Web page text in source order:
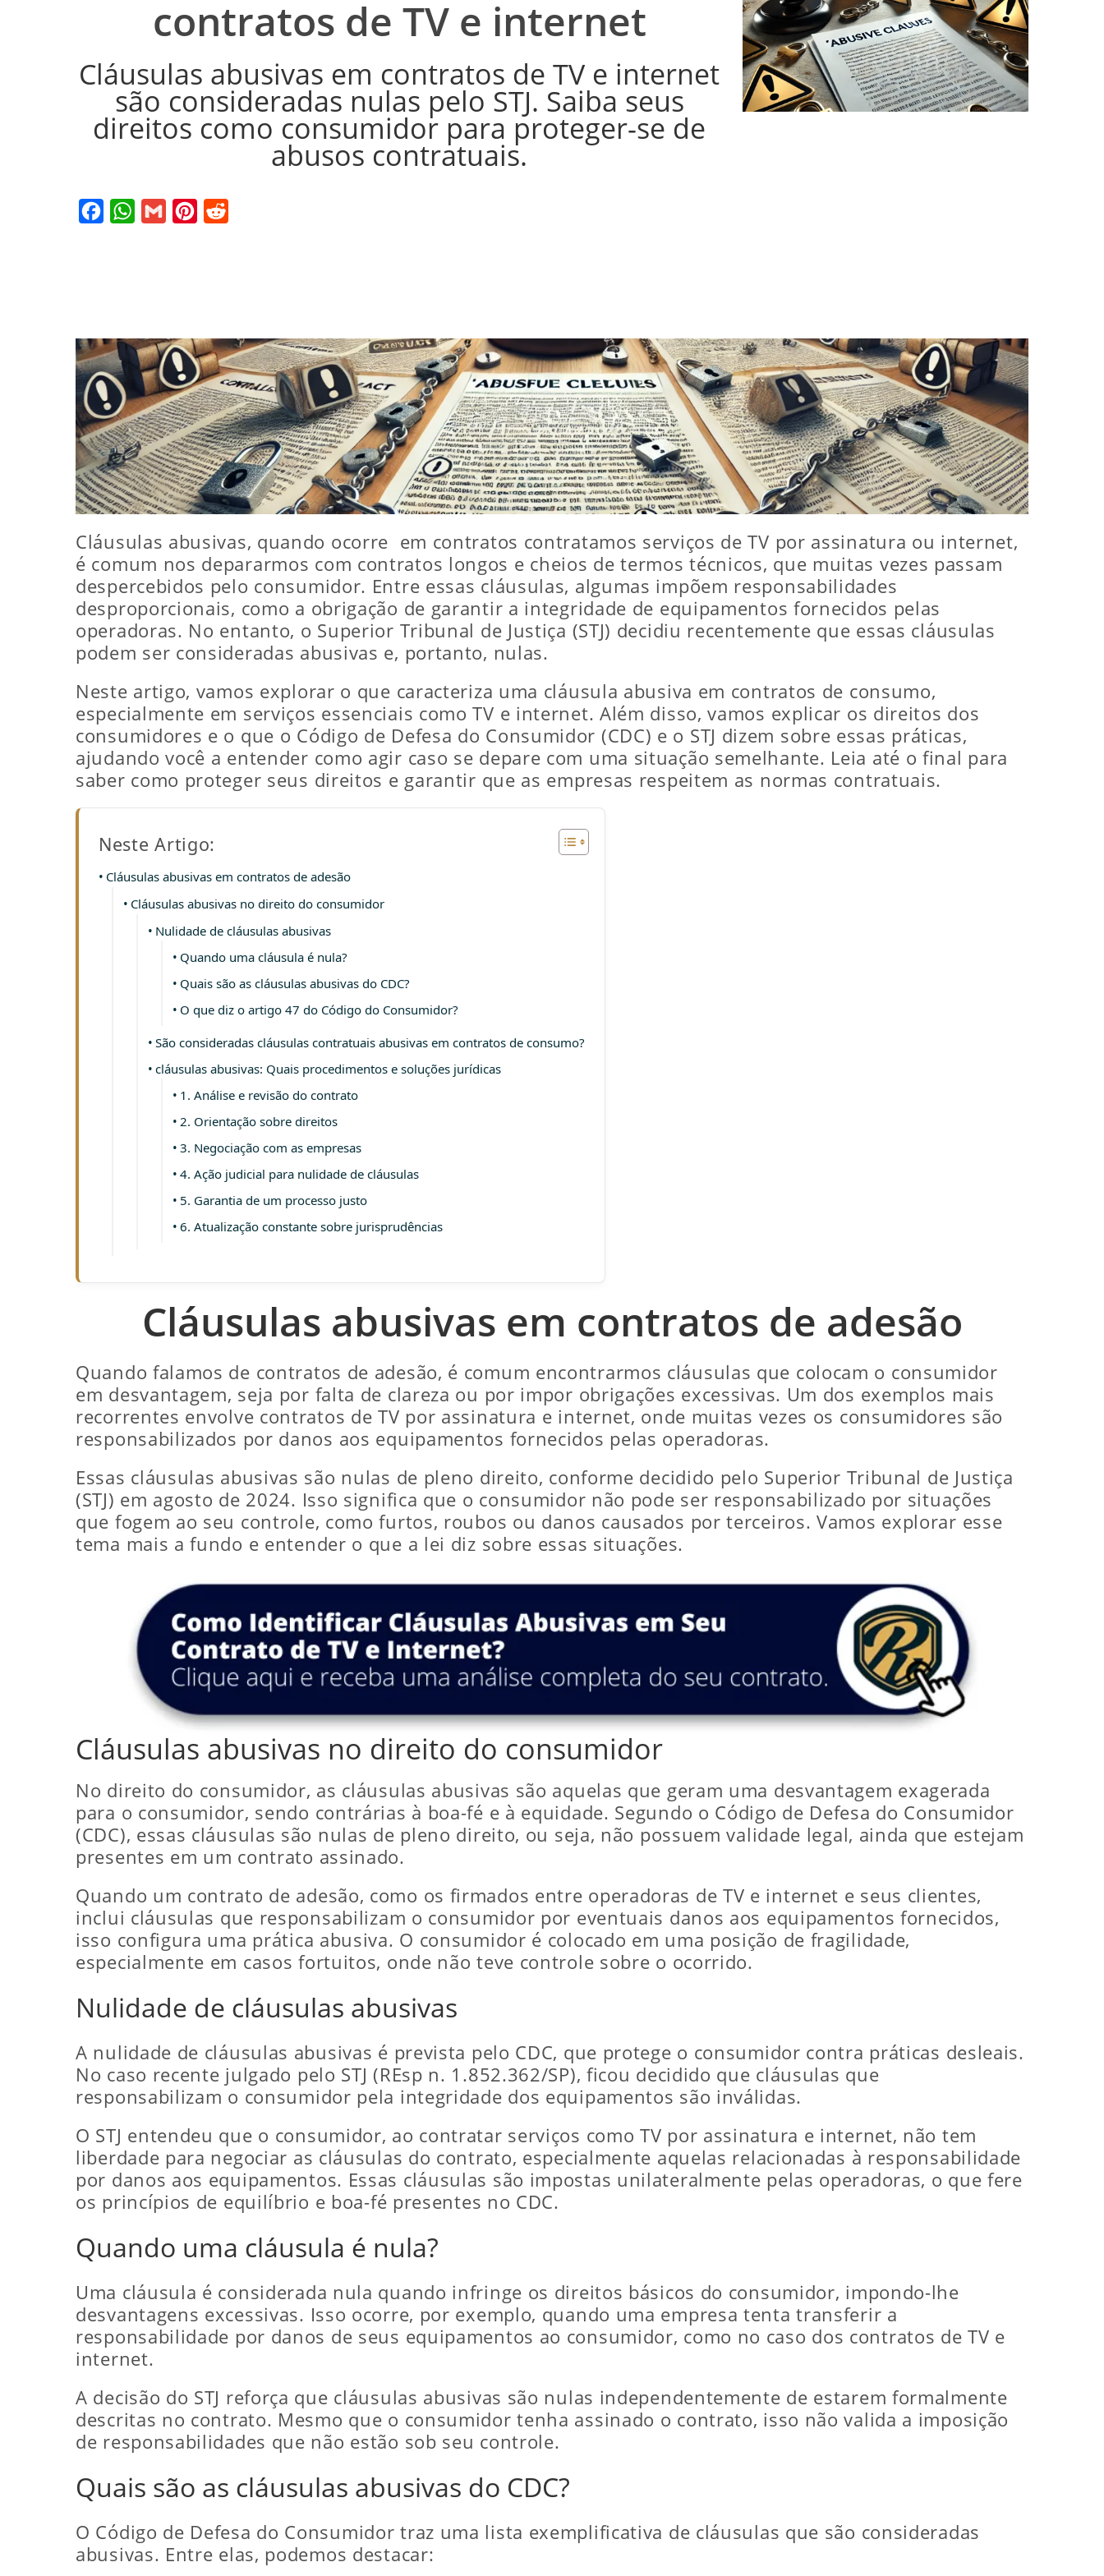
contratos de TV e internet
Cláusulas abusivas em contratos de TV e internet
são consideradas nulas pelo STJ. Saiba seus
direitos como consumidor para proteger-se de
abusos contratuais.
FacebookWhatsApp
Gmail Pinterest
Cláusulas abusivas, quando ocorre em contratos contratamos serviços de TV por assinatura ou internet,
é comum nos depararmos com contratos longos e cheios de termos técnicos, que muitas vezes passam
despercebidos pelo consumidor. Entre essas cláusulas, algumas impõem responsabilidades
desproporcionais, como a obrigação de garantir a integridade de equipamentos fornecidos pelas
operadoras. No entanto, o Superior Tribunal de Justiça (STJ) decidiu recentemente que essas cláusulas
podem ser consideradas abusivas e, portanto, nulas.
Neste artigo, vamos explorar o que caracteriza uma cláusula abusiva em contratos de consumo,
especialmente em serviços essenciais como TV e internet. Além disso, vamos explicar os direitos dos
consumidores e o que o Código de Defesa do Consumidor (CDC) e o STJ dizem sobre essas práticas,
ajudando você a entender como agir caso se depare com uma situação semelhante. Leia até o final para
saber como proteger seus direitos e garantir que as empresas respeitem as normas contratuais.
Neste Artigo:
Cláusulas abusivas em contratos de adesão
Cláusulas abusivas no direito do consumidor
Nulidade de cláusulas abusivas
Quando uma cláusula é nula?
Quais são as cláusulas abusivas do CDC?
O que diz o artigo 47 do Código do Consumidor?
São consideradas cláusulas contratuais abusivas em contratos de consumo?
cláusulas abusivas: Quais procedimentos e soluções jurídicas
1. Análise e revisão do contrato
2. Orientação sobre direitos
3. Negociação com as empresas
4. Ação judicial para nulidade de cláusulas
5. Garantia de um processo justo
6. Atualização constante sobre jurisprudências
Cláusulas abusivas em contratos de adesão
Quando falamos de contratos de adesão, é comum encontrarmos cláusulas que colocam o consumidor
em desvantagem, seja por falta de clareza ou por impor obrigações excessivas. Um dos exemplos mais
recorrentes envolve contratos de TV por assinatura e internet, onde muitas vezes os consumidores são
responsabilizados por danos aos equipamentos fornecidos pelas operadoras.
Essas cláusulas abusivas são nulas de pleno direito, conforme decidido pelo Superior Tribunal de Justiça
(STJ) em agosto de 2024. Isso significa que o consumidor não pode ser responsabilizado por situações
que fogem ao seu controle, como furtos, roubos ou danos causados por terceiros. Vamos explorar esse
tema mais a fundo e entender o que a lei diz sobre essas situações.
Cláusulas abusivas no direito do consumidor
No direito do consumidor, as cláusulas abusivas são aquelas que geram uma desvantagem exagerada
para o consumidor, sendo contrárias à boa-fé e à equidade. Segundo o Código de Defesa do Consumidor
(CDC), essas cláusulas são nulas de pleno direito, ou seja, não possuem validade legal, ainda que estejam
presentes em um contrato assinado.
Quando um contrato de adesão, como os firmados entre operadoras de TV e internet e seus clientes,
inclui cláusulas que responsabilizam o consumidor por eventuais danos aos equipamentos fornecidos,
isso configura uma prática abusiva. O consumidor é colocado em uma posição de fragilidade,
especialmente em casos fortuitos, onde não teve controle sobre o ocorrido.
Nulidade de cláusulas abusivas
A nulidade de cláusulas abusivas é prevista pelo CDC, que protege o consumidor contra práticas desleais.
No caso recente julgado pelo STJ (REsp n. 1.852.362/SP), ficou decidido que cláusulas que
responsabilizam o consumidor pela integridade dos equipamentos são inválidas.
O STJ entendeu que o consumidor, ao contratar serviços como TV por assinatura e internet, não tem
liberdade para negociar as cláusulas do contrato, especialmente aquelas relacionadas à responsabilidade
por danos aos equipamentos. Essas cláusulas são impostas unilateralmente pelas operadoras, o que fere
os princípios de equilíbrio e boa-fé presentes no CDC.
Quando uma cláusula é nula?
Uma cláusula é considerada nula quando infringe os direitos básicos do consumidor, impondo-lhe
desvantagens excessivas. Isso ocorre, por exemplo, quando uma empresa tenta transferir a
responsabilidade por danos de seus equipamentos ao consumidor, como no caso dos contratos de TV e
internet.
A decisão do STJ reforça que cláusulas abusivas são nulas independentemente de estarem formalmente
descritas no contrato. Mesmo que o consumidor tenha assinado o contrato, isso não valida a imposição
de responsabilidades que não estão sob seu controle.
Quais são as cláusulas abusivas do CDC?
O Código de Defesa do Consumidor traz uma lista exemplificativa de cláusulas que são consideradas
abusivas. Entre elas, podemos destacar: